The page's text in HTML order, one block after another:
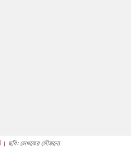
ছবি: লেখকের সৌজন্যে